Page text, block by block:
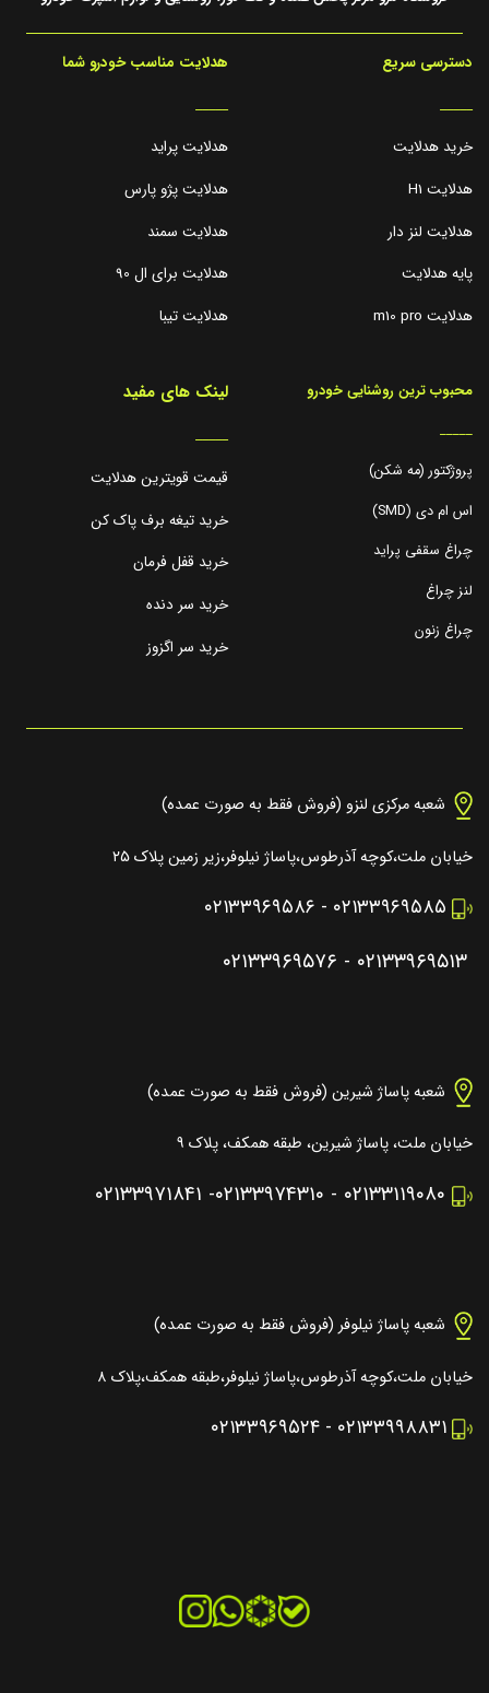
دسترسی سریع
_____
خرید هدلایت
هدلایت H1
هدلایت لنز دار
پایه هدلایت
هدلایت m10 pro
هدلایت مناسب خودرو شما
_____
هدلایت پراید
هدلایت پژو پارس
هدلایت سمند
هدلایت برای ال 90
هدلایت تیبا
محبوب ترین روشنایی خودرو
_____
پروژکتور (مه شکن)
اس ام دی (SMD)
چراغ سقفی پراید
لنز چراغ
چراغ زنون
لینک های مفید
_____
قیمت قویترین هدلایت
خرید تیغه برف پاک کن
خرید قفل فرمان
خرید سر دنده
خرید سر اگزوز
شعبه مرکزی لنزو (فروش فقط به صورت عمده)
خیابان ملت،کوچه آذرطوس،پاساژ نیلوفر،زیر زمین پلاک ۲۵
۰۲۱۳۳۹۶۹۵۸۵ - ۰۲۱۳۳۹۶۹۵۸۶
۰۲۱۳۳۹۶۹۵۱۳ - ۰۲۱۳۳۹۶۹۵۷۶
شعبه پاساژ شیرین (فروش فقط به صورت عمده)
خیابان ملت، پاساژ شیرین، طبقه همکف، پلاک ۹
۰۲۱۳۳۱۱۹۰۸۰ - ۰۲۱۳۳۹۷۴۳۱۰- ۰۲۱۳۳۹۷۱۸۴۱
شعبه پاساژ نیلوفر (فروش فقط به صورت عمده)
خیابان ملت،کوچه آذرطوس،پاساژ نیلوفر،طبقه همکف،پلاک ۸
۰۲۱۳۳۹۹۸۸۳۱ - ۰۲۱۳۳۹۶۹۵۲۴